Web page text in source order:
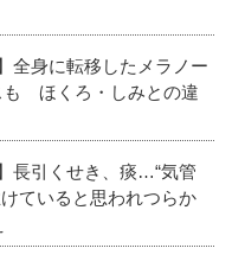
全身に転移したメラノー
も ほくろ・しみとの違
長引くせき、痰…“気管
ていると思われつらか